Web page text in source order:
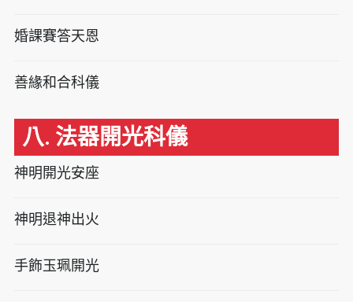
婚課賽答天恩
善緣和合科儀
八. 法器開光科儀
神明開光安座
神明退神出火
手飾玉珮開光